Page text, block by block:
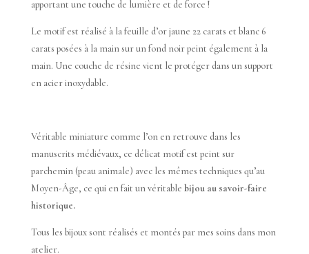
apportant une touche de lumière et de force !
Le motif est réalisé à la feuille d’or jaune 22 carats et blanc 6
carats posées à la main sur un fond noir peint également à la
main. Une couche de résine vient le protéger dans un support
en acier inoxydable.
Véritable miniature comme l’on en retrouve dans les
manuscrits médiévaux, ce délicat motif est peint sur
parchemin (peau animale) avec les mêmes techniques qu’au
Moyen-Âge, ce qui en fait un véritable bijou au savoir-faire
historique.
Tous les bijoux sont réalisés et montés par mes soins dans mon
atelier.